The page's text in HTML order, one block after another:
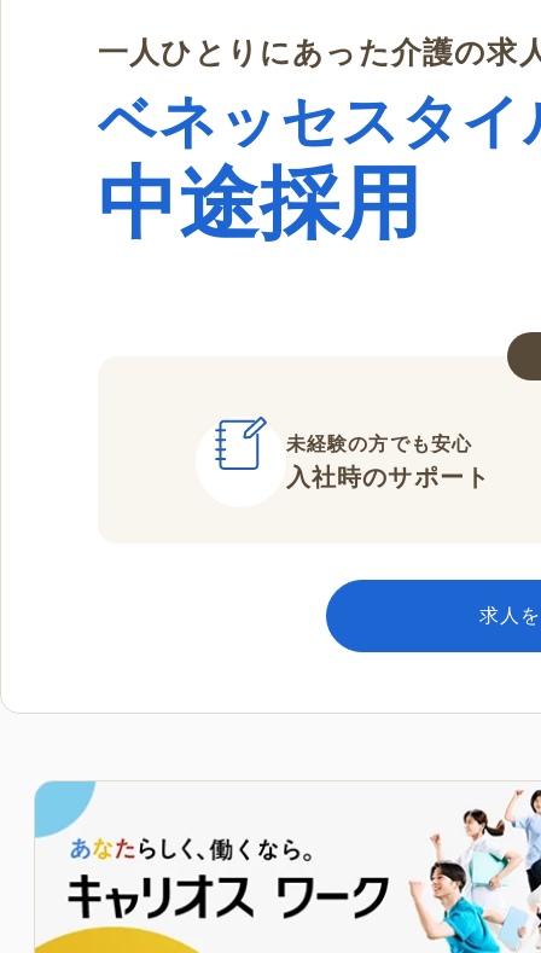
一人ひとりにあった介護の求
ベネッセスタイ
中途採用
未経験の方でも安心
入社時のサポート
求人